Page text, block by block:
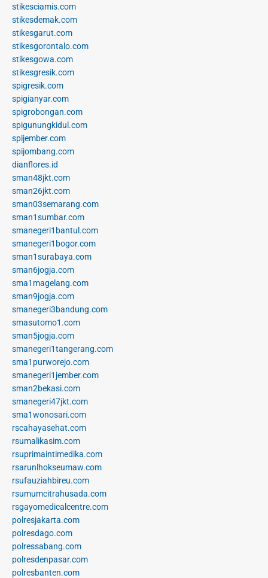
stikesciamis.com
stikesdemak.com
stikesgarut.com
stikesgorontalo.com
stikesgowa.com
stikesgresik.com
spigresik.com
spigianyar.com
spigrobongan.com
spigunungkidul.com
spijember.com
spijombang.com
dianflores.id
sman48jkt.com
sman26jkt.com
sman03semarang.com
sman1sumbar.com
smanegeri1bantul.com
smanegeri1bogor.com
sman1surabaya.com
sman6jogja.com
sma1magelang.com
sman9jogja.com
smanegeri3bandung.com
smasutomo1.com
sman5jogja.com
smanegeri1tangerang.com
sma1purworejo.com
smanegeri1jember.com
sman2bekasi.com
smanegeri47jkt.com
sma1wonosari.com
rscahayasehat.com
rsumalikasim.com
rsuprimaintimedika.com
rsarunlhokseumaw.com
rsufauziahbireu.com
rsumumcitrahusada.com
rsgayomedicalcentre.com
polresjakarta.com
polresdago.com
polressabang.com
polresdenpasar.com
polresbanten.com